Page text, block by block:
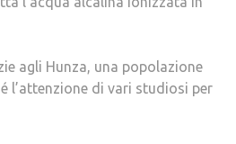
agli Hunza, una popolazione
l’attenzione di vari studiosi per